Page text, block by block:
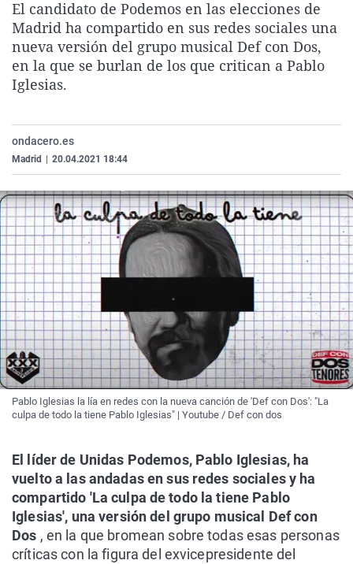
La rosa de los vientos
Gente viajera
Como el perro y el
Caso
Retornados
Equipo de
Extremadura
Galicia
La Rioja
País Vasco
Virales
Televisión
Elecciones
El candidato de Podemos en las elecciones de
Madrid ha compartido en sus redes sociales una
nueva versión del grupo musical Def con Dos,
en la que se burlan de los que critican a Pablo
Iglesias.
ondacero.es
Madrid 20.04.2021 18:44
Pablo Iglesias la lía en redes con la nueva canción de 'Def con Dos': "La
culpa de todo la tiene Pablo Iglesias" | Youtube / Def con dos
El líder de Unidas Podemos, Pablo Iglesias, ha
vuelto a las andadas en sus redes sociales y ha
compartido 'La culpa de todo la tiene Pablo
Iglesias', una versión del grupo musical Def con
Dos , en la que bromean sobre todas esas personas
críticas con la figura del exvicepresidente del